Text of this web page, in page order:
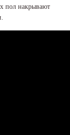
пол накрывают